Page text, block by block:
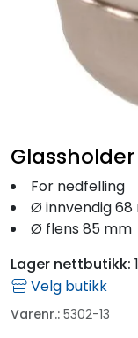
For nedfelling
Ø innvendig 68
Ø flens 85 mm
Lager nettbutikk:
Velg butikk
Varenr.: 5302-13
Fritid/
Båtpleie/
Seil
Outlet
Kampanje